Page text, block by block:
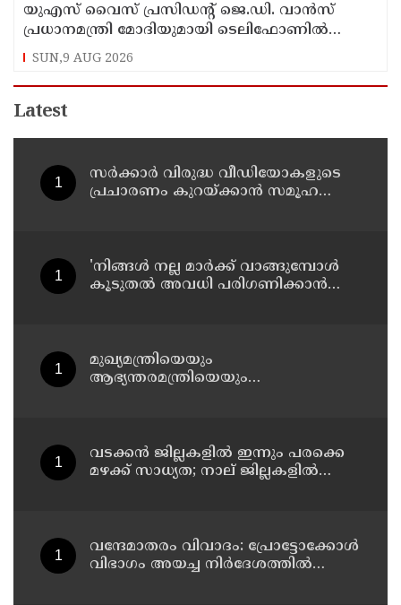
യുഎസ് വൈസ് പ്രസിഡന്റ് ജെ.ഡി. വാന്‍സ്
പ്രധാനമന്ത്രി മോദിയുമായി ടെലിഫോണില്‍
സംഭാഷണം നടത്തി
SUN,9 AUG 2026
Latest
സര്‍ക്കാര്‍ വിരുദ്ധ വീഡിയോകളുടെ
പ്രചാരണം കുറയ്ക്കാന്‍ സമൂഹ
'നിങ്ങള്‍ നല്ല മാര്‍ക്ക് വാങ്ങുമ്പോള്‍
കൂടുതല്‍ അവധി പരിഗണിക്കാന്‍
മുഖ്യമന്ത്രിയെയും
ആഭ്യന്തരമന്ത്രിയെയും
വടക്കന്‍ ജില്ലകളില്‍ ഇന്നും പരക്കെ
മഴക്ക് സാധ്യത; നാല് ജില്ലകളില്‍
വന്ദേമാതരം വിവാദം: പ്രോട്ടോക്കോള്‍
വിഭാഗം അയച്ച നിര്‍ദേശത്തില്‍